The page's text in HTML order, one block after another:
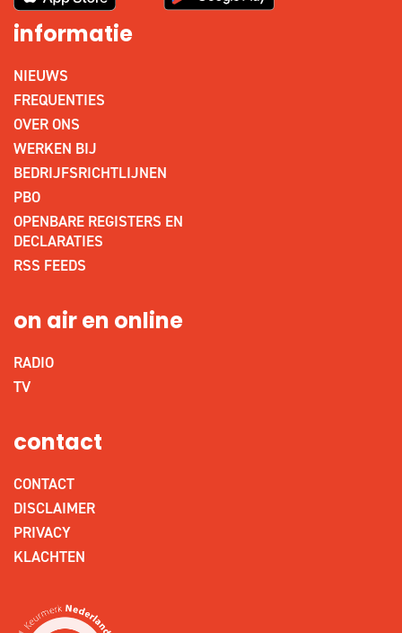
informatie
NIEUWS
FREQUENTIES
OVER ONS
WERKEN BIJ
BEDRIJFSRICHTLIJNEN
PBO
OPENBARE REGISTERS EN
DECLARATIES
RSS FEEDS
on air en online
RADIO
TV
contact
CONTACT
DISCLAIMER
PRIVACY
KLACHTEN